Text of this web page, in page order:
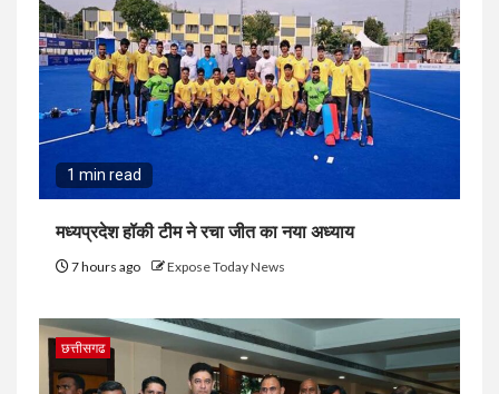
1 min read
मध्यप्रदेश हॉकी टीम ने रचा जीत का नया अध्याय
7 hours ago Expose Today News
छत्तीसगढ